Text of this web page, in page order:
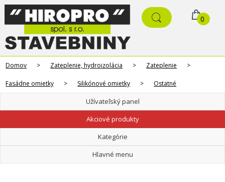
0
Domov > Zateplenie, hydroizolácia > Zateplenie >
Fasádne omietky > Silikónové omietky > Ostatné
Užívateľský panel
Akciové produkty
Kategórie
Hlavné menu